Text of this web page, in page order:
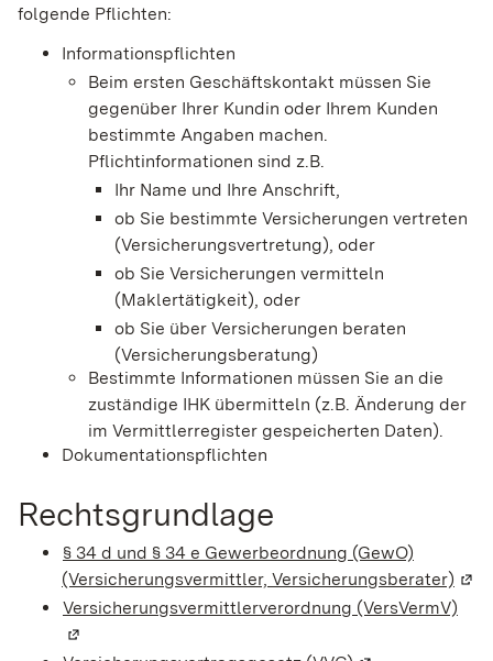
folgende Pflichten:
Informationspflichten
Beim ersten Geschäftskontakt müssen Sie
gegenüber Ihrer Kundin oder Ihrem Kunden
bestimmte Angaben machen.
Pflichtinformationen sind z.B.
Ihr Name und Ihre Anschrift,
ob Sie bestimmte Versicherungen vertreten
(Versicherungsvertretung), oder
ob Sie Versicherungen vermitteln
(Maklertätigkeit), oder
ob Sie über Versicherungen beraten
(Versicherungsberatung)
Bestimmte Informationen müssen Sie an die
zuständige IHK übermitteln (z.B. Änderung der
im Vermittlerregister gespeicherten Daten).
Dokumentationspflichten
Rechtsgrundlage
§ 34 d und § 34 e Gewerbeordnung (GewO)
(Versicherungsvermittler, Versicherungsberater)
Versicherungsvermittlerverordnung (VersVermV)